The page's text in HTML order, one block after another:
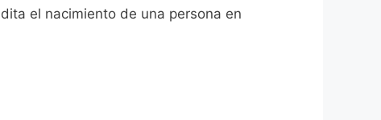
el nacimiento de una persona en